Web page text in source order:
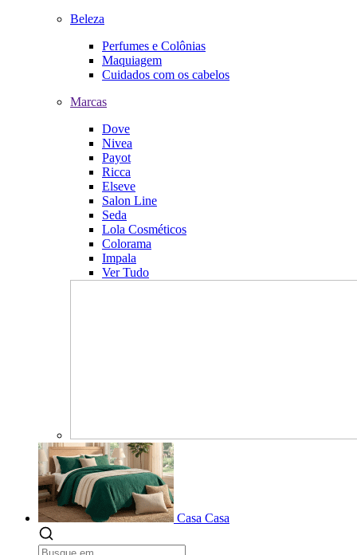
Beleza
Perfumes e Colônias
Maquiagem
Cuidados com os cabelos
Marcas
Dove
Nivea
Payot
Ricca
Elseve
Salon Line
Seda
Lola Cosméticos
Colorama
Impala
Ver Tudo
Casa Casa